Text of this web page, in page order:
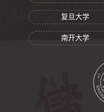
复旦大学
南开大学